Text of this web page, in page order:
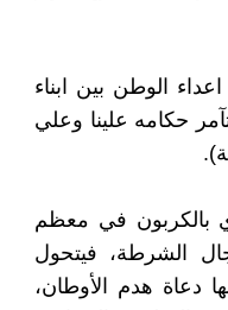
الوطن بين ابناء
حكامه علينا وعلي
بالكربون في معظم
الشرطة، فيتحول
دعاة هدم الأوطان،